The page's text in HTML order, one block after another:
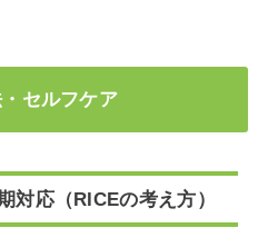
セルフケア
対応（RICEの考え方）